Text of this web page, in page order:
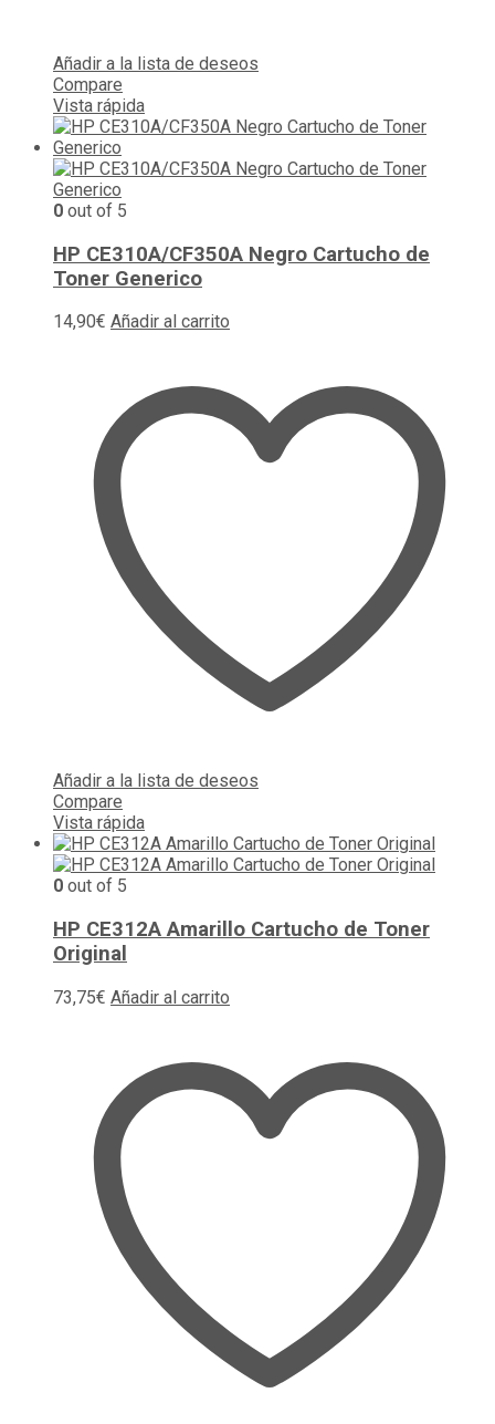
Añadir a la lista de deseos
Compare
Vista rápida
0 out of 5
HP CE310A/CF350A Negro Cartucho de
Toner Generico
14,90€ Añadir al carrito
Añadir a la lista de deseos
Compare
Vista rápida
0 out of 5
HP CE312A Amarillo Cartucho de Toner
Original
73,75€ Añadir al carrito